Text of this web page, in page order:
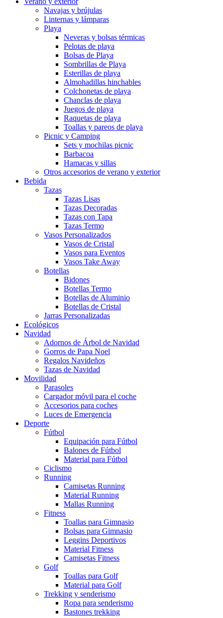
Navajas y brújulas
Linternas y lámparas
Playa
Neveras y bolsas térmicas
Pelotas de playa
Bolsas de Playa
Sombrillas de Playa
Esterillas de playa
Almohadillas hinchables
Colchonetas de playa
Chanclas de playa
Juegos de playa
Raquetas de playa
Toallas y pareos de playa
Picnic y Camping
Sets y mochilas picnic
Barbacoa
Hamacas y sillas
Otros accesorios de verano y exterior
Bebida
Tazas
Tazas Lisas
Tazas Decoradas
Tazas con Tapa
Tazas Termo
Vasos Personalizados
Vasos de Cristal
Vasos para Eventos
Vasos Take Away
Botellas
Bidones
Botellas Termo
Botellas de Aluminio
Botellas de Cristal
Jarras Personalizadas
Ecológicos
Navidad
Adornos de Árbol de Navidad
Gorros de Papa Noel
Regalos Navideños
Tazas de Navidad
Movilidad
Parasoles
Cargador móvil para el coche
Accesorios para coches
Luces de Emergencia
Deporte
Fútbol
Equipación para Fútbol
Balones de Fútbol
Material para Fútbol
Ciclismo
Running
Camisetas Running
Material Running
Mallas Running
Fitness
Toallas para Gimnasio
Bolsas para Gimnasio
Leggins Deportivos
Material Fitness
Camisetas Fitness
Golf
Toallas para Golf
Material para Golf
Trekking y senderismo
Ropa para senderismo
Bastones trekking